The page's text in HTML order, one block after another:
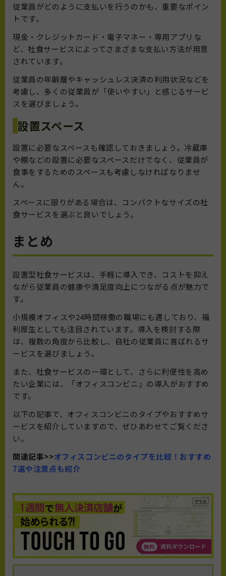
従業員がどのように支払いを行うのかも、重要なポイン
トです。
現金・クレジットカード・電子マネー・専用アプリな
ど、社食サービスによってさまざまな支払い方法が用意
されています。
従業員の年齢層やキャッシュレス決済の利用状況などを
考慮し、多くの従業員が「使いやすい」と感じるサービ
スを選びましょう。
設置スペース
設置に必要なスペースも確認しておきましょう。冷蔵庫
や棚などの設置に必要なスペースだけでなく、従業員が
食事をするためのスペースも考慮しなければなりませ
ん。
スペースに限りがある場合は、コンパクトなサイズの社
食サービスを選ぶと良いでしょう。
まとめ
設置型社食サービスは、手軽に導入でき、コストを抑え
ながら従業員の健康や満足度向上につながる点が魅力で
す。
小規模オフィスや24時間稼働の職場にも適しており、福
利厚生としても注目されています。導入を検討する際
は、複数の角度から比較し、自社の従業員に喜ばれるサ
ービスを選びましょう。
また、社食サービスの一環として、さらに利便性を高め
たい企業には、「オフィスコンビニ」の導入がおすすめ
です。
以下の記事で、オフィスコンビニのタイプやおすすめサ
ービスを紹介していますので、ぜひあわせてご覧くださ
い。
関連記事>>オフィスコンビニのタイプを比較！おすすめ
7選や注意点も紹介